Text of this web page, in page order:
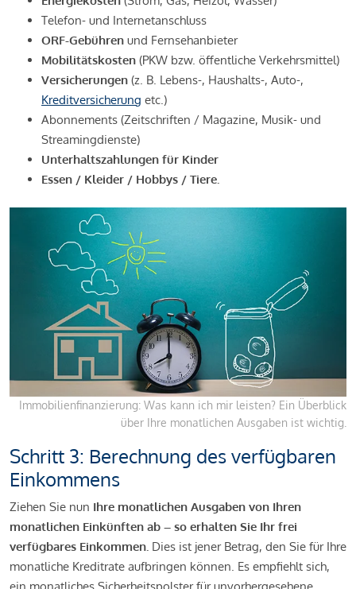
Telefon- und Internetanschluss
ORF-Gebühren und Fernsehanbieter
Mobilitätskosten (PKW bzw. öffentliche Verkehrsmittel)
Versicherungen (z. B. Lebens-, Haushalts-, Auto-,
Kreditversicherung etc.)
Abonnements (Zeitschriften / Magazine, Musik- und
Streamingdienste)
Unterhaltszahlungen für Kinder
Essen / Kleider / Hobbys / Tiere.
Immobilienfinanzierung: Was kann ich mir leisten? Ein Überblick
über Ihre monatlichen Ausgaben ist wichtig.
Schritt 3: Berechnung des verfügbaren
Einkommens
Ziehen Sie nun Ihre monatlichen Ausgaben von Ihren
monatlichen Einkünften ab – so erhalten Sie Ihr frei
verfügbares Einkommen. Dies ist jener Betrag, den Sie für Ihre
monatliche Kreditrate aufbringen können. Es empfiehlt sich,